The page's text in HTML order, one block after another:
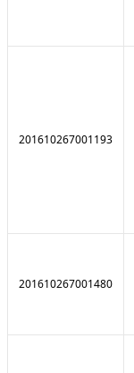
201610267001193
201610267001480